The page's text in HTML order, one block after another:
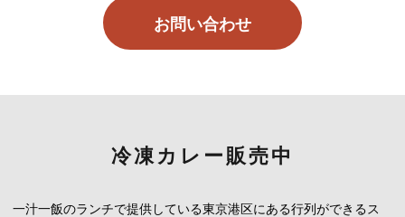
お問い合わせ
冷凍カレー販売中
一汁一飯のランチで提供している東京港区にある行列ができるス